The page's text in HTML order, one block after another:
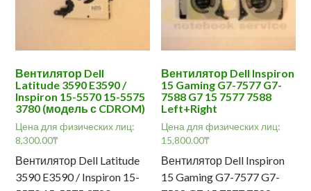
Вентилятор Dell
Latitude 3590 E3590 /
Inspiron 15-5570 15-5575
3780 (модель с CDROM)
Цена для физических лиц:
8,300.00₸
Вентилятор Dell Latitude
3590 E3590 / Inspiron 15-
Вентилятор Dell Inspiron
15 Gaming G7-7577 G7-
7588 G7 15 7577 7588
Left+Right
Цена для физических лиц:
15,800.00₸
Вентилятор Dell Inspiron
15 Gaming G7-7577 G7-